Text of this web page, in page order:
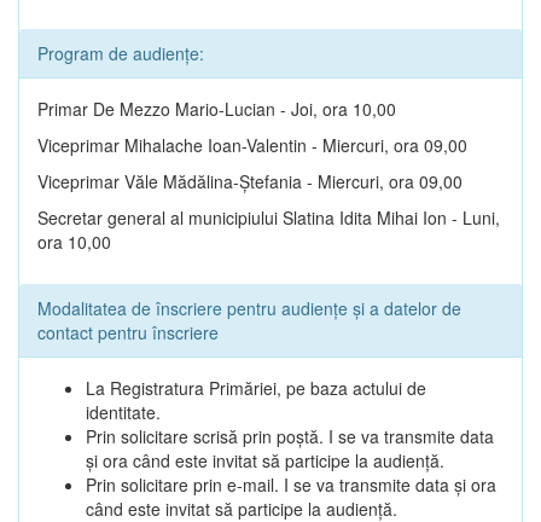
Program de audiențe:
Primar De Mezzo Mario-Lucian - Joi, ora 10,00
Viceprimar Mihalache Ioan-Valentin - Miercuri, ora 09,00
Viceprimar Văle Mădălina-Ștefania - Miercuri, ora 09,00
Secretar general al municipiului Slatina Idita Mihai Ion - Luni,
ora 10,00
Modalitatea de înscriere pentru audiențe și a datelor de
contact pentru înscriere
La Registratura Primăriei, pe baza actului de
identitate.
Prin solicitare scrisă prin poștă. I se va transmite data
și ora când este invitat să participe la audiență.
Prin solicitare prin e-mail. I se va transmite data și ora
când este invitat să participe la audiență.